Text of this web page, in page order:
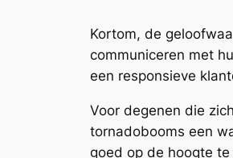
Kortom, de
communiceren met
een responsieve
Voor degenen die
tornadobooms een
goed op de hoogte